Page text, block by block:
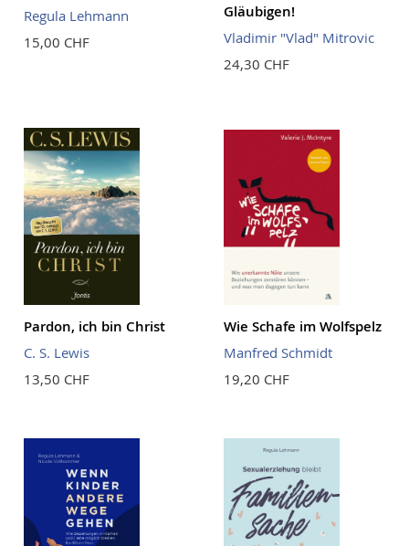
Regula Lehmann
15,00 CHF
Gläubigen!
Vladimir "Vlad" Mitrovic
24,30 CHF
Pardon, ich bin Christ
C. S. Lewis
13,50 CHF
Wie Schafe im Wolfspelz
Manfred Schmidt
19,20 CHF